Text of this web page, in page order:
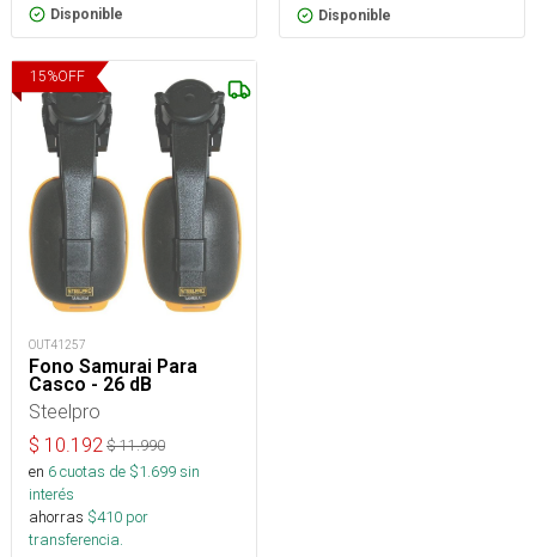
Disponible Disponible
15%OFF
OUT41257
Fono Samurai Para
Casco - 26 dB
Steelpro
$ 10.192 $11.990
en 6cuotas de $1.699sin
interés
ahorras $410 por
transferencia.